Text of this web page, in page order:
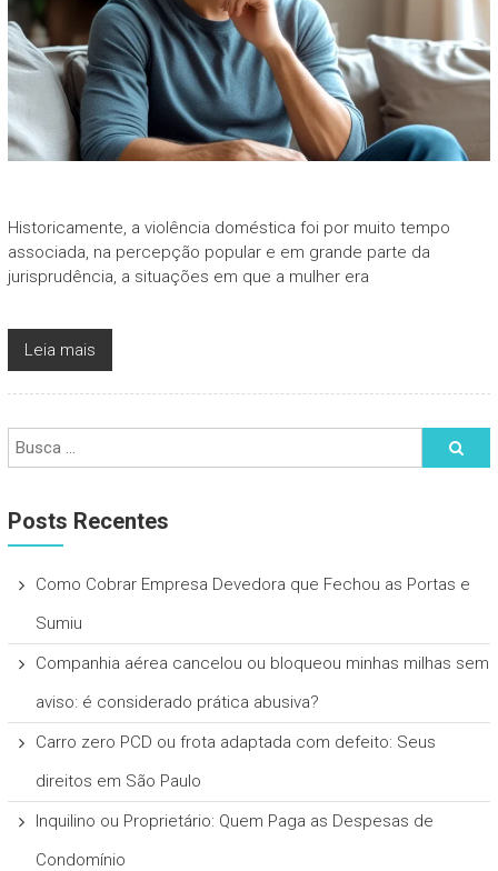
Historicamente, a violência doméstica foi por muito tempo
associada, na percepção popular e em grande parte da
jurisprudência, a situações em que a mulher era
Leia mais
Posts Recentes
Como Cobrar Empresa Devedora que Fechou as Portas e
Sumiu
Companhia aérea cancelou ou bloqueou minhas milhas sem
aviso: é considerado prática abusiva?
Carro zero PCD ou frota adaptada com defeito: Seus
direitos em São Paulo
Inquilino ou Proprietário: Quem Paga as Despesas de
Condomínio